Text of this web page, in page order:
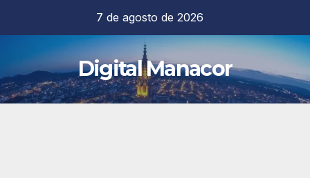
contenido
7 de agosto de 2026
Digital Manacor